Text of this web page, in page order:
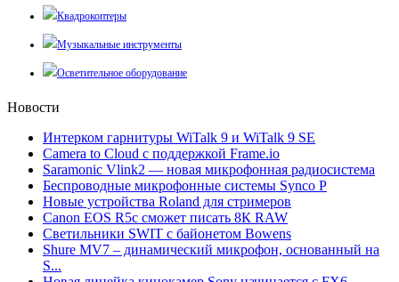
Квадрокоптеры
Музыкальные инструменты
Осветительное оборудование
Новости
Интерком гарнитуры WiTalk 9 и WiTalk 9 SE
Camera to Cloud с поддержкой Frame.io
Saramonic Vlink2 — новая микрофонная радиосистема
Беспроводные микрофонные системы Synco P
Новые устройства Roland для стримеров
Canon EOS R5c сможет писать 8К RAW
Светильники SWIT с байонетом Bowens
Shure MV7 – динамический микрофон, основанный на
S...